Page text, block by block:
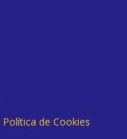
Política de Cookies